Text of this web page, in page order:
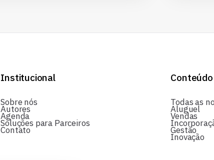
Institucional
Sobre nós
Autores
Agenda
Soluções para Parceiros
Contato
Conteúdo
Todas as
Aluguel
Vendas
Gestão
Inovação